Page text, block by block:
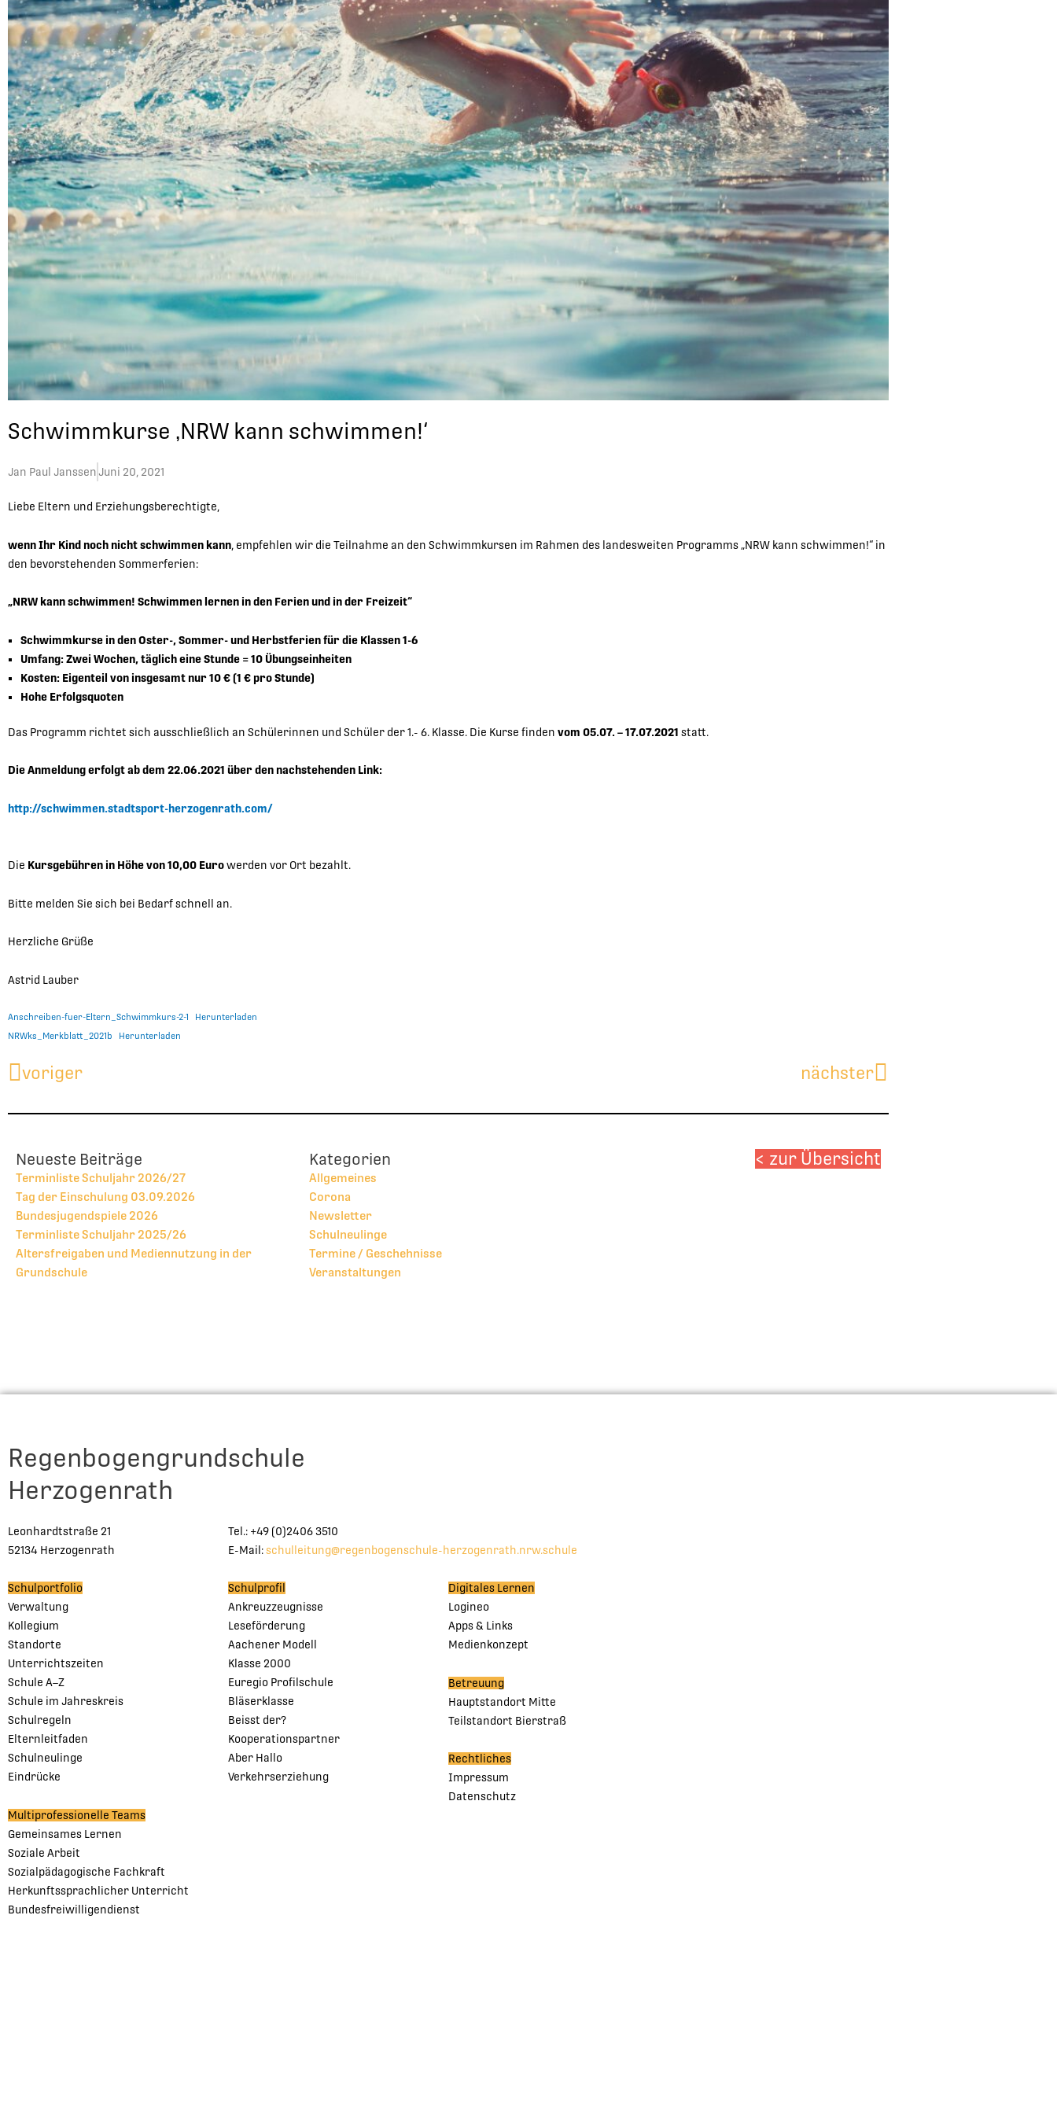
Schwimmkurse ‚NRW kann schwimmen!‘
Jan Paul JanssenJuni 20, 2021
Liebe Eltern und Erziehungsberechtigte,
wenn Ihr Kind noch nicht schwimmen kann, empfehlen wir die Teilnahme an den Schwimmkursen im Rahmen des landesweiten Programms „NRW kann schwimmen!“ in
den bevorstehenden Sommerferien:
„NRW kann schwimmen! Schwimmen lernen in den Ferien und in der Freizeit“
Schwimmkurse in den Oster-, Sommer- und Herbstferien für die Klassen 1-6
Umfang: Zwei Wochen, täglich eine Stunde = 10 Übungseinheiten
Kosten: Eigenteil von insgesamt nur 10 € (1 € pro Stunde)
Hohe Erfolgsquoten
Das Programm richtet sich ausschließlich an Schülerinnen und Schüler der 1.- 6. Klasse. Die Kurse finden vom 05.07. – 17.07.2021 statt.
Die Anmeldung erfolgt ab dem 22.06.2021 über den nachstehenden Link:
http://schwimmen.stadtsport-herzogenrath.com/
Die Kursgebühren in Höhe von 10,00 Eurowerden vor Ort bezahlt.
Bitte melden Sie sich bei Bedarf schnell an.
Herzliche Grüße
Astrid Lauber
Anschreiben-fuer-Eltern_Schwimmkurs-2-1
Herunterladen
NRWks_Merkblatt_2021b
Herunterladen
Zurück
voriger nächsterNächster
Neueste Beiträge
Terminliste Schuljahr 2026/27
Tag der Einschulung 03.09.2026
Bundesjugendspiele 2026
Terminliste Schuljahr 2025/26
Altersfreigaben und Mediennutzung in der
Grundschule
Kategorien
Allgemeines
Corona
Newsletter
Schulneulinge
Termine / Geschehnisse
Veranstaltungen
< zur Übersicht
Regenbogengrundschule
Herzogenrath
Leonhardtstraße 21
52134 Herzogenrath
Tel.: +49 (0)2406 3510
E-Mail:schulleitung@regenbogenschule-herzogenrath.nrw.schule
Schulportfolio
Verwaltung
Kollegium
Standorte
Unterrichtszeiten
Schule A–Z
Schule im Jahreskreis
Schulregeln
Elternleitfaden
Schulneulinge
Eindrücke
Multiprofessionelle Teams
Gemeinsames Lernen
Soziale Arbeit
Sozialpädagogische Fachkraft
Herkunftssprachlicher Unterricht
Bundesfreiwilligendienst
Schulprofil
Ankreuzzeugnisse
Leseförderung
Aachener Modell
Klasse 2000
Euregio Profilschule
Bläserklasse
Beisst der?
Kooperationspartner
Aber Hallo
Verkehrserziehung
Digitales Lernen
Logineo
Apps & Links
Medienkonzept
Betreuung
Hauptstandort Mitte
Teilstandort Bierstraß
Rechtliches
Impressum
Datenschutz